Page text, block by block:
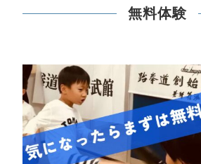
無料体験